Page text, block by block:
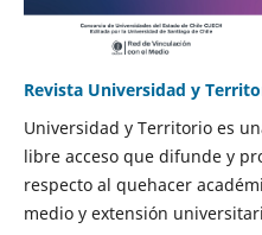
Revista Universidad y
Universidad y Territorio es
libre acceso que difunde y
respecto al quehacer
medio y extensión